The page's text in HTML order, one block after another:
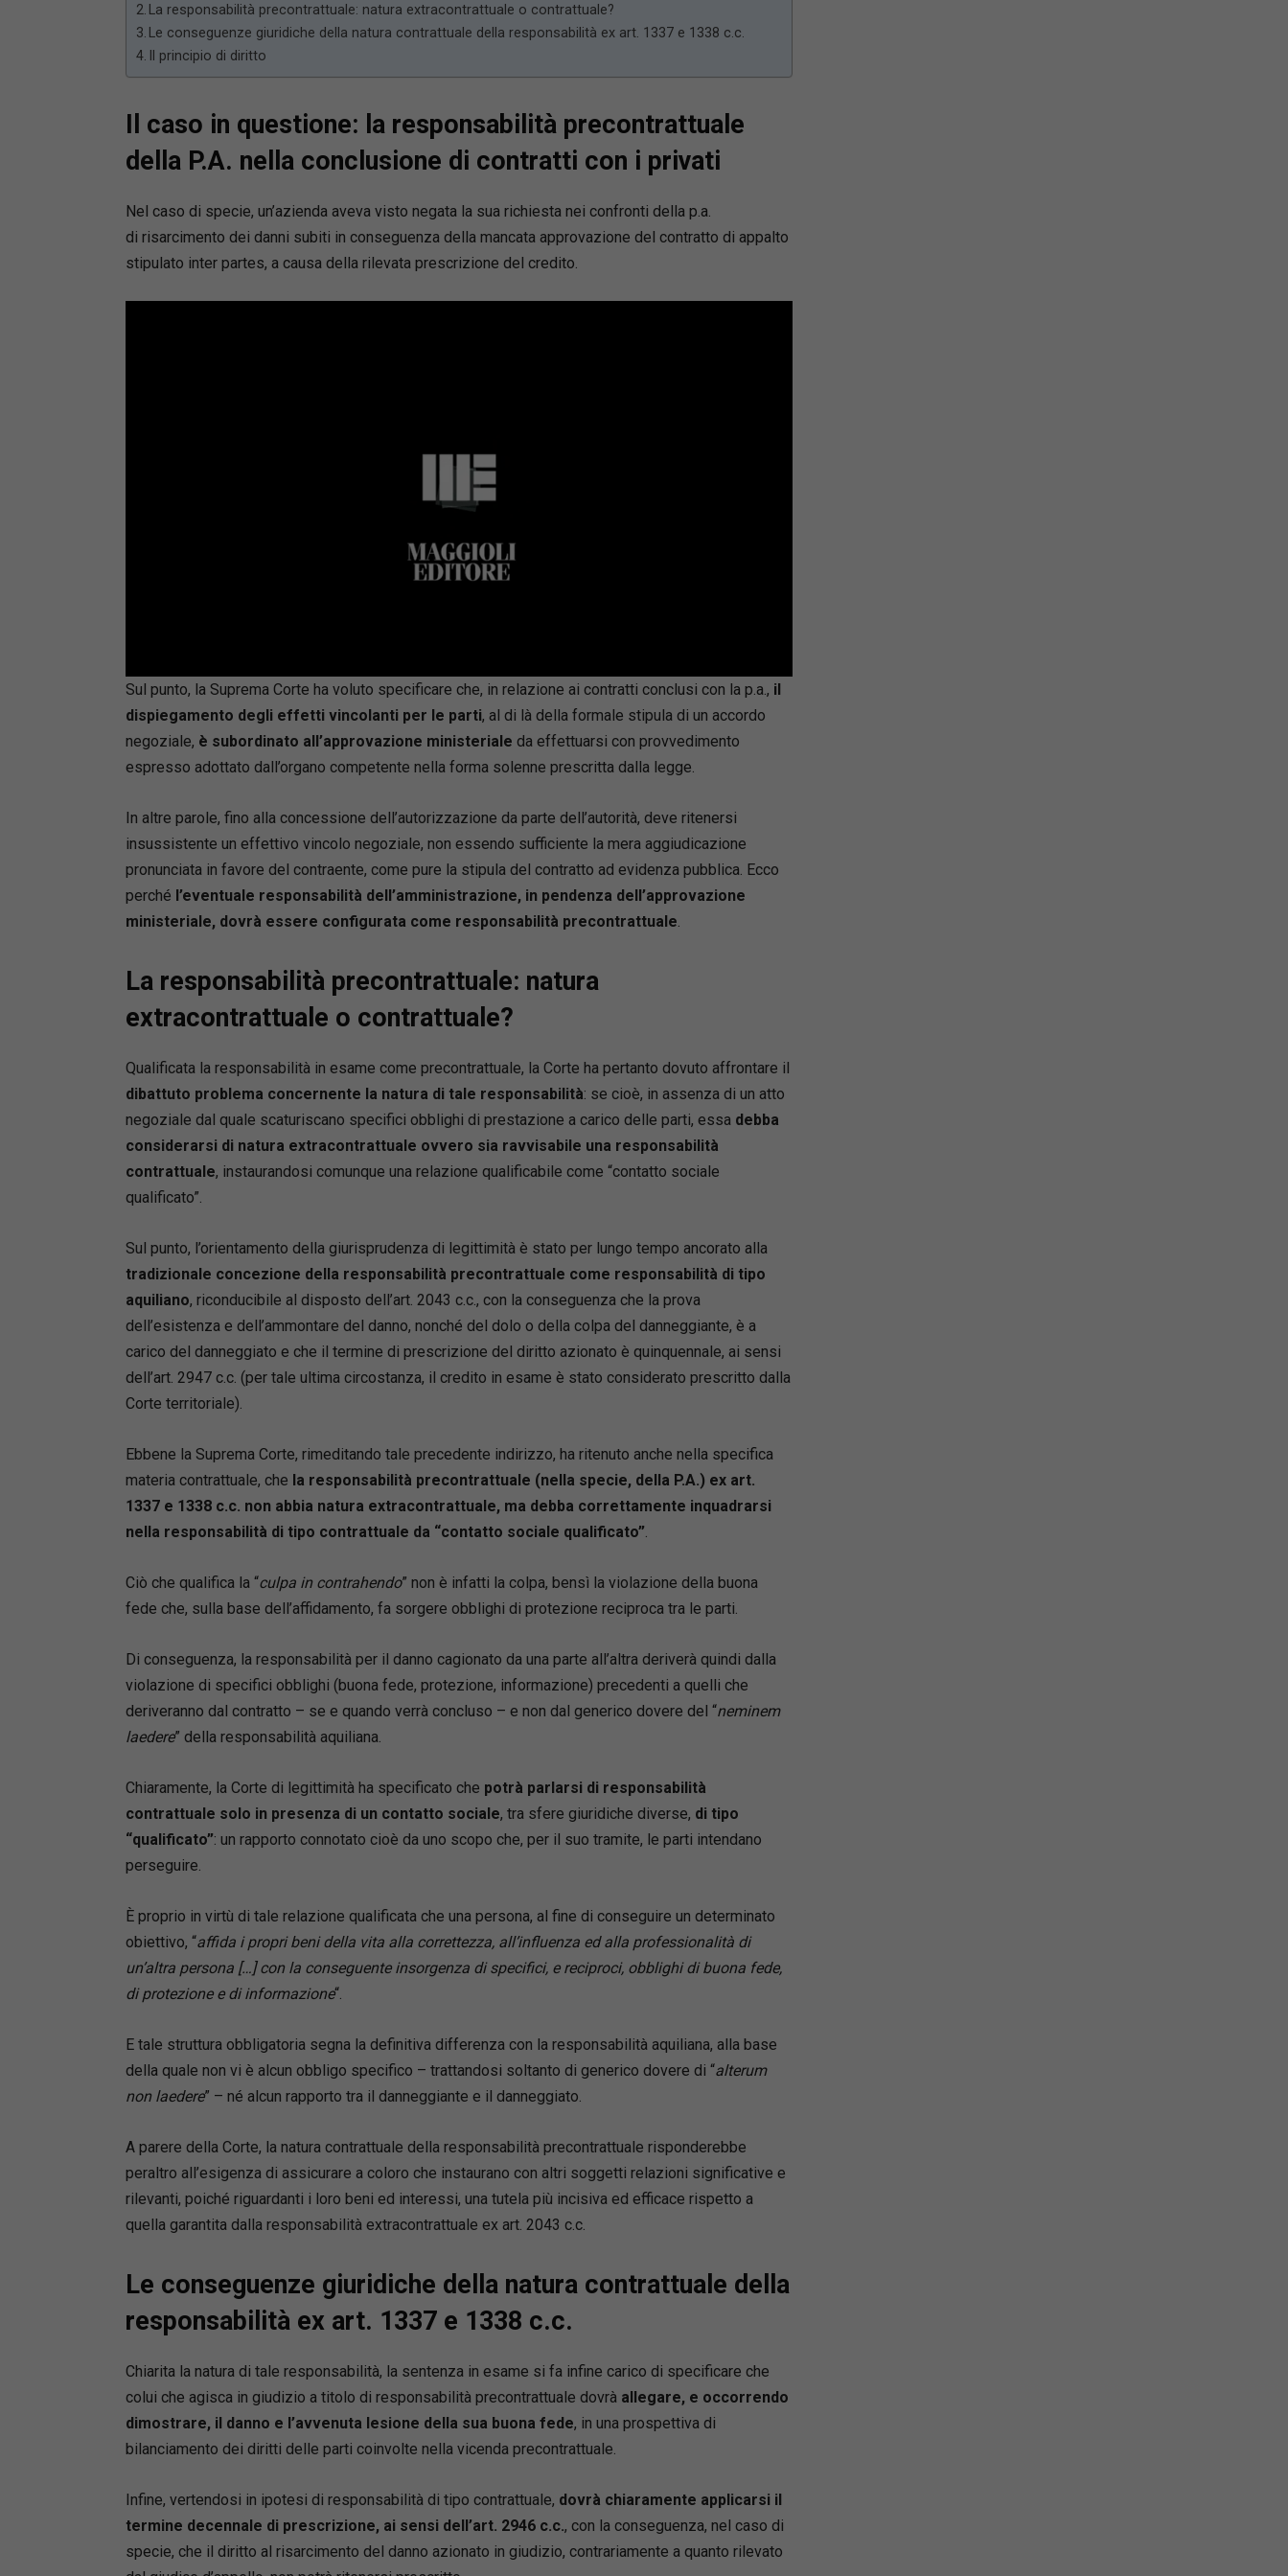
La responsabilità precontrattuale: natura extracontrattuale o contrattuale?
Le conseguenze giuridiche della natura contrattuale della responsabilità ex art. 1337 e 1338 c.c.
Il principio di diritto
Il caso in questione: la responsabilità precontrattuale
della P.A. nella conclusione di contratti con i privati
Nel caso di specie, un’azienda aveva visto negata la sua richiesta nei confronti della p.a.
di risarcimento dei danni subiti in conseguenza della mancata approvazione del contratto di appalto
stipulato inter partes, a causa della rilevata prescrizione del credito.
Sul punto, la Suprema Corte ha voluto specificare che, in relazione ai contratti conclusi con la p.a., il
dispiegamento degli effetti vincolanti per le parti, al di là della formale stipula di un accordo
negoziale, è subordinato all’approvazione ministeriale da effettuarsi con provvedimento
espresso adottato dall’organo competente nella forma solenne prescritta dalla legge.
In altre parole, fino alla concessione dell’autorizzazione da parte dell’autorità, deve ritenersi
insussistente un effettivo vincolo negoziale, non essendo sufficiente la mera aggiudicazione
pronunciata in favore del contraente, come pure la stipula del contratto ad evidenza pubblica. Ecco
perché l’eventuale responsabilità dell’amministrazione, in pendenza dell’approvazione
ministeriale, dovrà essere configurata come responsabilità precontrattuale
La responsabilità precontrattuale: natura
extracontrattuale o contrattuale?
Qualificata la responsabilità in esame come precontrattuale, la Corte ha pertanto dovuto affrontare il
dibattuto problema concernente la natura di tale responsabilità: se cioè, in assenza di un atto
negoziale dal quale scaturiscano specifici obblighi di prestazione a carico delle parti, essa debba
considerarsi di natura extracontrattuale ovvero sia ravvisabile una responsabilità
contrattuale, instaurandosi comunque una relazione qualificabile come “contatto sociale
qualificato”.
Sul punto, l’orientamento della giurisprudenza di legittimità è stato per lungo tempo ancorato alla
tradizionale concezione della responsabilità precontrattuale come responsabilità di tipo
aquiliano, riconducibile al disposto dell’art. 2043 c.c., con la conseguenza che la prova
dell’esistenza e dell’ammontare del danno, nonché del dolo o della colpa del danneggiante, è a
carico del danneggiato e che il termine di prescrizione del diritto azionato è quinquennale, ai sensi
dell’art. 2947 c.c. (per tale ultima circostanza, il credito in esame è stato considerato prescritto dalla
Corte territoriale).
Ebbene la Suprema Corte, rimeditando tale precedente indirizzo, ha ritenuto anche nella specifica
materia contrattuale, che la responsabilità precontrattuale (nella specie, della P.A.) ex art.
1337 e 1338 c.c. non abbia natura extracontrattuale, ma debba correttamente inquadrarsi
nella responsabilità di tipo contrattuale da “contatto sociale qualificato”
Ciò che qualifica la “culpa in contrahendo” non è infatti la colpa, bensì la violazione della buona
fede che, sulla base dell’affidamento, fa sorgere obblighi di protezione reciproca tra le parti.
Di conseguenza, la responsabilità per il danno cagionato da una parte all’altra deriverà quindi dalla
violazione di specifici obblighi (buona fede, protezione, informazione) precedenti a quelli che
deriveranno dal contratto – se e quando verrà concluso – e non dal generico dovere del “neminem
laedere” della responsabilità aquiliana.
Chiaramente, la Corte di legittimità ha specificato che potrà parlarsi di responsabilità
contrattuale solo in presenza di un contatto sociale, tra sfere giuridiche diverse, di tipo
“qualificato”: un rapporto connotato cioè da uno scopo che, per il suo tramite, le parti intendano
perseguire.
È proprio in virtù di tale relazione qualificata che una persona, al fine di conseguire un determinato
obiettivo, “affida i propri beni della vita alla correttezza, all’influenza ed alla professionalità di
un’altra persona […] con la conseguente insorgenza di specifici, e reciproci, obblighi di buona fede,
di protezione e di informazione“.
E tale struttura obbligatoria segna la definitiva differenza con la responsabilità aquiliana, alla base
della quale non vi è alcun obbligo specifico – trattandosi soltanto di generico dovere di “alterum
non laedere” – né alcun rapporto tra il danneggiante e il danneggiato.
A parere della Corte, la natura contrattuale della responsabilità precontrattuale risponderebbe
peraltro all’esigenza di assicurare a coloro che instaurano con altri soggetti relazioni significative e
rilevanti, poiché riguardanti i loro beni ed interessi, una tutela più incisiva ed efficace rispetto a
quella garantita dalla responsabilità extracontrattuale ex art. 2043 c.c.
Le conseguenze giuridiche della natura contrattuale della
responsabilità ex art. 1337 e 1338 c.c.
Chiarita la natura di tale responsabilità, la sentenza in esame si fa infine carico di specificare che
colui che agisca in giudizio a titolo di responsabilità precontrattuale dovrà allegare, e occorrendo
dimostrare, il danno e l’avvenuta lesione della sua buona fede, in una prospettiva di
bilanciamento dei diritti delle parti coinvolte nella vicenda precontrattuale.
Infine, vertendosi in ipotesi di responsabilità di tipo contrattuale, dovrà chiaramente applicarsi il
termine decennale di prescrizione, ai sensi dell’art. 2946 c.c., con la conseguenza, nel caso di
specie, che il diritto al risarcimento del danno azionato in giudizio, contrariamente a quanto rilevato